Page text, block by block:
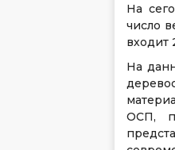
На
число
входит
На
ОСП,